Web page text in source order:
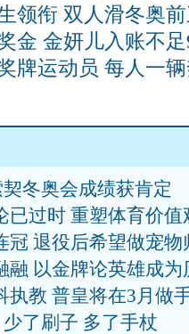
领衔 双人滑冬奥
金 金妍儿入账不
牌运动员 每人一
冬奥会成绩获肯定
已过时 重塑体育价值
冠 退役后希望做宠物
融 以金牌论英雄成为
执教 普皇将在3月做
了刷子 多了手杖